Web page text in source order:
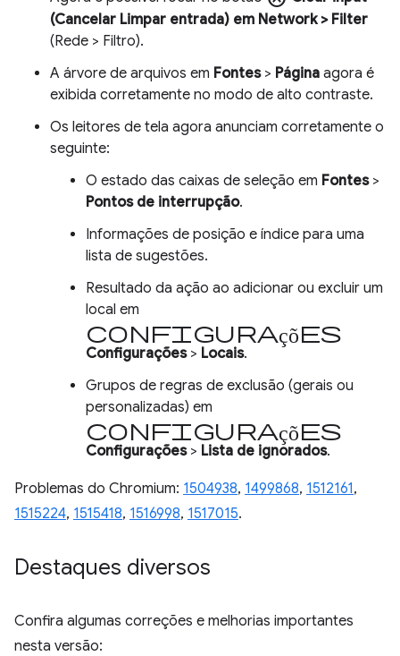
(Cancelar Limpar entrada) em Network> Filter
(Rede > Filtro).
A árvore de arquivos em Fontes> Página agora é
exibida corretamente no modo de alto contraste.
Os leitores de tela agora anunciam corretamente o
seguinte:
O estado das caixas de seleção em Fontes>
Pontos de interrupção.
Informações de posição e índice para uma
lista de sugestões.
Resultado da ação ao adicionar ou excluir um
local em
configurações
Configurações> Locais.
Grupos de regras de exclusão (gerais ou
personalizadas) em
configurações
Configurações> Lista de ignorados.
Problemas do Chromium: 1504938, 1499868, 1512161,
1515224, 1515418, 1516998, 1517015.
Destaques diversos
Confira algumas correções e melhorias importantes
nesta versão: